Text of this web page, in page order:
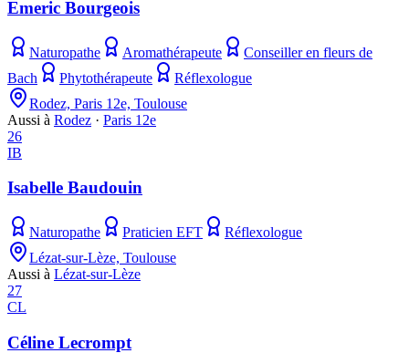
Emeric Bourgeois
Naturopathe Aromathérapeute
Conseiller en fleurs de
Bach
Phytothérapeute
Réflexologue
Rodez, Paris 12e, Toulouse
Aussi à Rodez · Paris 12e
26
IB
Isabelle Baudouin
Naturopathe Praticien EFT
Réflexologue
Lézat-sur-Lèze, Toulouse
Aussi à Lézat-sur-Lèze
27
CL
Céline Lecrompt